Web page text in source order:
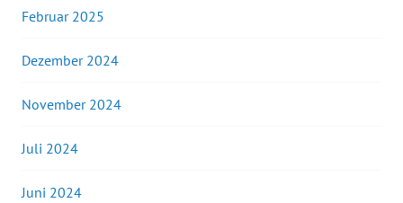
Februar 2025
Dezember 2024
November 2024
Juli 2024
Juni 2024